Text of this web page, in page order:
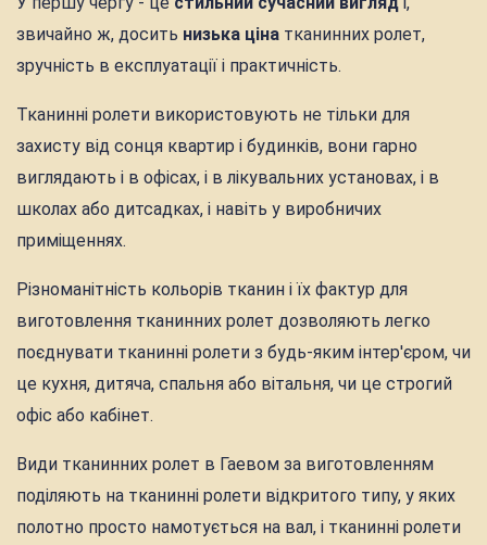
звичайно ж, досить низька ціна тканинних ролет,
зручність в експлуатації і практичність.
Тканинні ролети використовують не тільки для
захисту від сонця квартир і будинків, вони гарно
виглядають і в офісах, і в лікувальних установах, і в
школах або дитсадках, і навіть у виробничих
приміщеннях.
Різноманітність кольорів тканин і їх фактур для
виготовлення тканинних ролет дозволяють легко
поєднувати тканинні ролети з будь-яким інтер'єром, чи
це кухня, дитяча, спальня або вітальня, чи це строгий
офіс або кабінет.
Види тканинних ролет в Гаевом за виготовленням
поділяють на тканинні ролети відкритого типу, у яких
полотно просто намотується на вал, і тканинні ролети